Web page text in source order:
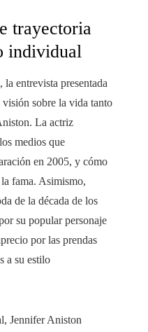
trayectoria
individual
entrevista presentada
sobre la vida tanto
La actriz
medios que
en 2005, y cómo
fama. Asimismo,
de la década de los
su popular personaje
por las prendas
a su estilo
Jennifer Aniston